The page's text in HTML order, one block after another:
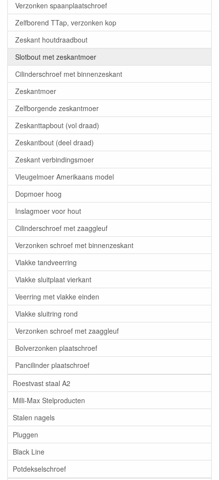
Verzonken spaanplaatschroef
Zelfborend TTap, verzonken kop
Zeskant houtdraadbout
Slotbout met zeskantmoer
Cilinderschroef met binnenzeskant
Zeskantmoer
Zelfborgende zeskantmoer
Zeskanttapbout (vol draad)
Zeskantbout (deel draad)
Zeskant verbindingsmoer
Vleugelmoer Amerikaans model
Dopmoer hoog
Inslagmoer voor hout
Cilinderschroef met zaaggleuf
Verzonken schroef met binnenzeskant
Vlakke tandveerring
Vlakke sluitplaat vierkant
Veerring met vlakke einden
Vlakke sluitring rond
Verzonken schroef met zaaggleuf
Bolverzonken plaatschroef
Pancilinder plaatschroef
Roestvast staal A2
Milli-Max Stelproducten
Stalen nagels
Pluggen
Black Line
Potdekselschroef